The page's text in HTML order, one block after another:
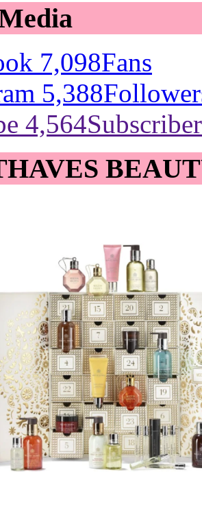
7,098Fans
5,388
4,564Subscriber